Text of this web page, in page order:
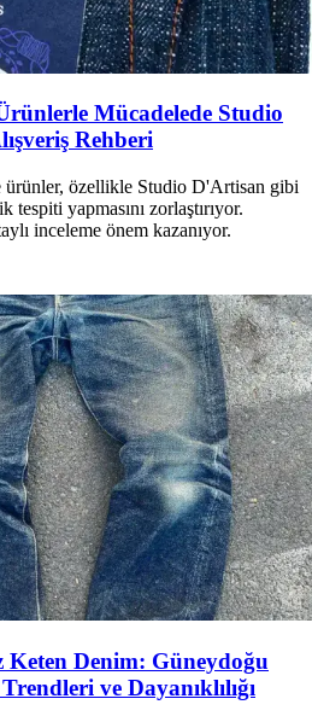
Mücadelede Studio
Rehberi
ürünler, özellikle Studio D'Artisan gibi
tespiti yapmasını zorlaştırıyor.
inceleme önem kazanıyor.
Denim: Güneydoğu
ve Dayanıklılığı